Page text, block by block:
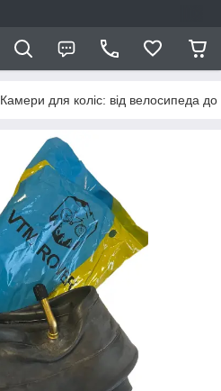
Камери для коліс: від велосипеда